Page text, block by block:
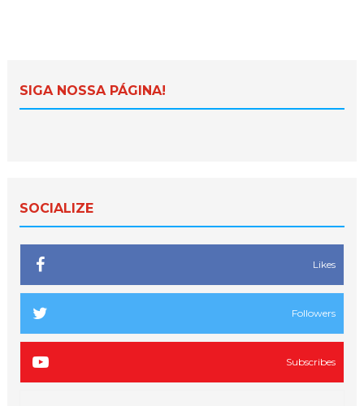
SIGA NOSSA PÁGINA!
SOCIALIZE
Likes
Followers
Subscribes